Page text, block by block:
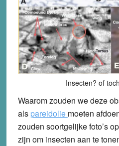
Insecten? of
Waarom zouden we deze
als pareidolie moeten
zouden soortgelijke foto’s
zijn om insecten aan te